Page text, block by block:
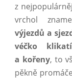
z
vrchol
výjezdů a
véčko
a kořeny, to
pěkně